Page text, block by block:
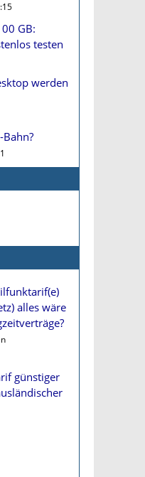
GB:
testen
werden
alles wäre
günstiger